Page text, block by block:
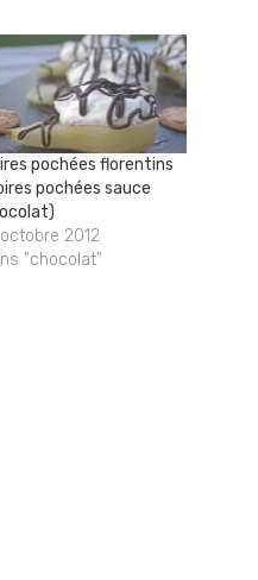
pochées florentins
pochées sauce
2012
"chocolat"